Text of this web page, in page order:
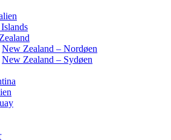
New Zealand – Nordøen
New Zealand – Sydøen